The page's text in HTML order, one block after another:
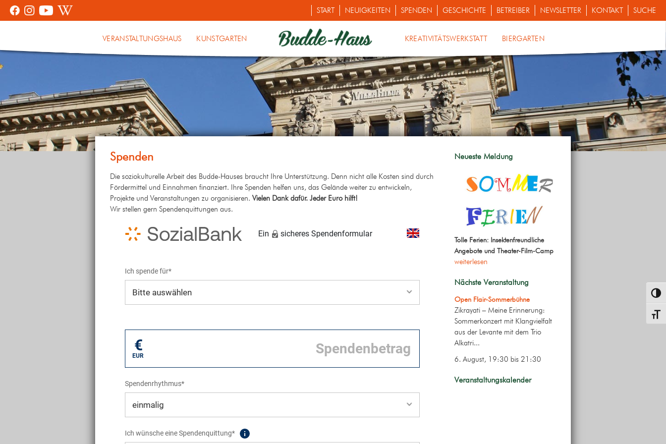
START NEUIGKEITEN SPENDEN GESCHICHTE BETREIBER NEWSLETTER KONTAKT SUCHE
VERANSTALTUNGSHAUS KUNSTGARTEN KREATIVITÄTSWERKSTATT BIERGARTEN
Spenden
Die soziokulturelle Arbeit des Budde-Hauses braucht Ihre Unterstützung. Denn nicht alle Kosten sind durch
Fördermittel und Einnahmen finanziert. Ihre Spenden helfen uns, das Gelände weiter zu entwickeln,
Projekte und Veranstaltungen zu organisieren. Vielen Dank dafür. Jeder Euro hilft!
Wir stellen gern Spendenquittungen aus.
Neueste Meldung
Tolle Ferien: Insektenfreundliche
Angebote und Theater-Film-Camp
weiterlesen
Nächste Veranstaltung
Open Flair-Sommerbühne
Zikrayati – Meine Erinnerung:
Sommerkonzert mit Klangvielfalt
aus der Levante mit dem Trio
Alkatri...
6. August, 19:30 bis 21:30
Veranstaltungskalender